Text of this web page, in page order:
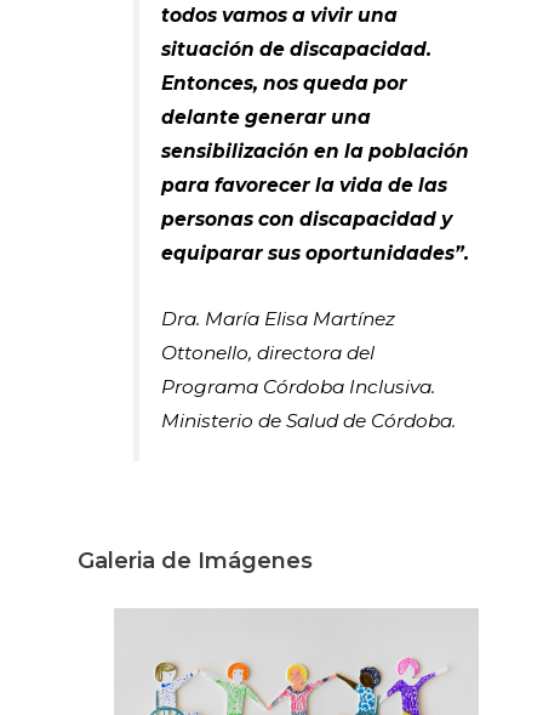
todos vamos a vivir una
situación de discapacidad.
Entonces, nos queda por
delante generar una
sensibilización en la población
para favorecer la vida de las
personas con discapacidad y
equiparar sus oportunidades”.
Dra. María Elisa Martínez
Ottonello, directora del
Programa Córdoba Inclusiva.
Ministerio de Salud de Córdoba.
Galeria de Imágenes